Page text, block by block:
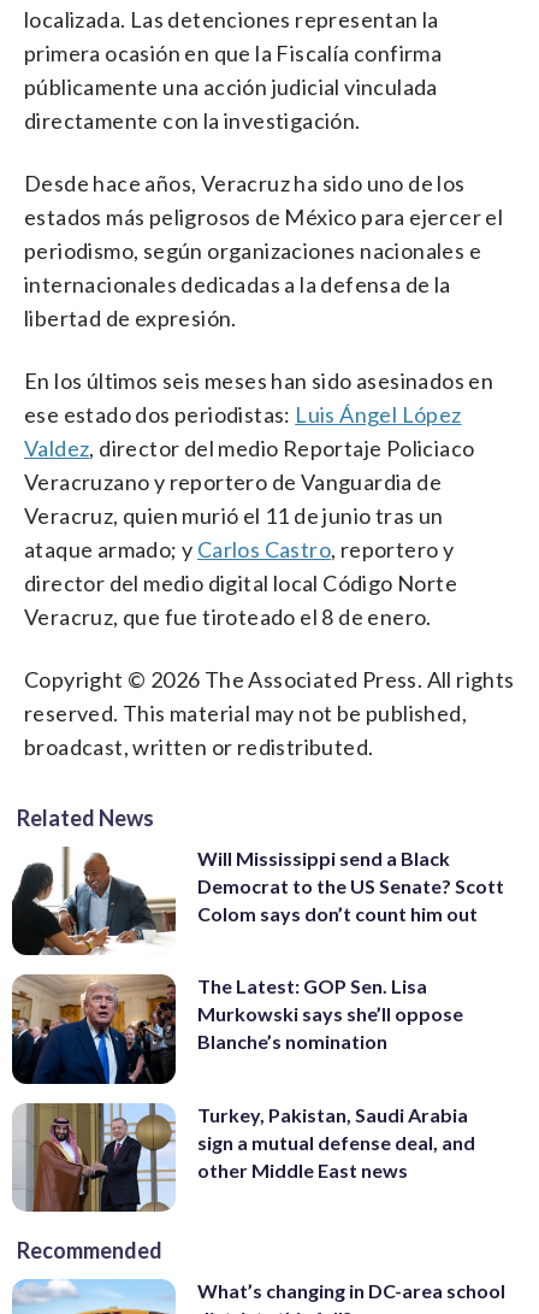
localizada. Las detenciones representan la
primera ocasión en que la Fiscalía confirma
públicamente una acción judicial vinculada
directamente con la investigación.
Desde hace años, Veracruz ha sido uno de los
estados más peligrosos de México para ejercer el
periodismo, según organizaciones nacionales e
internacionales dedicadas a la defensa de la
libertad de expresión.
En los últimos seis meses han sido asesinados en
ese estado dos periodistas: Luis Ángel López
Valdez, director del medio Reportaje Policiaco
Veracruzano y reportero de Vanguardia de
Veracruz, quien murió el 11 de junio tras un
ataque armado; y Carlos Castro, reportero y
director del medio digital local Código Norte
Veracruz, que fue tiroteado el 8 de enero.
Copyright © 2026 The Associated Press. All rights
reserved. This material may not be published,
broadcast, written or redistributed.
Related News
Will Mississippi send a Black
Democrat to the US Senate? Scott
Colom says don’t count him out
The Latest: GOP Sen. Lisa
Murkowski says she’ll oppose
Blanche’s nomination
Turkey, Pakistan, Saudi Arabia
sign a mutual defense deal, and
other Middle East news
Recommended
What’s changing in DC-area school